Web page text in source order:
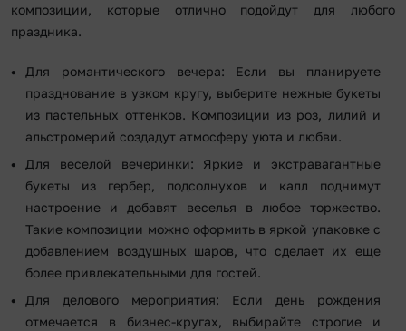
композиции, которые отлично подойдут для любого
праздника.
Для романтического вечера: Если вы планируете
празднование в узком кругу, выберите нежные букеты
из пастельных оттенков. Композиции из роз, лилий и
альстромерий создадут атмосферу уюта и любви.
Для веселой вечеринки: Яркие и экстравагантные
букеты из гербер, подсолнухов и калл поднимут
настроение и добавят веселья в любое торжество.
Такие композиции можно оформить в яркой упаковке с
добавлением воздушных шаров, что сделает их еще
более привлекательными для гостей.
Для делового мероприятия: Если день рождения
отмечается в бизнес-кругах, выбирайте строгие и